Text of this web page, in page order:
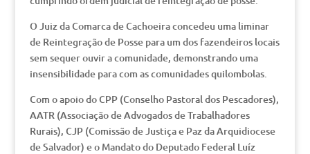
O Juiz da Comarca de Cachoeira concedeu uma liminar
de Reintegração de Posse para um dos fazendeiros locais
sem sequer ouvir a comunidade, demonstrando uma
insensibilidade para com as comunidades quilombolas.
Com o apoio do CPP (Conselho Pastoral dos Pescadores),
AATR (Associação de Advogados de Trabalhadores
Rurais), CJP (Comissão de Justiça e Paz da Arquidiocese
de Salvador) e o Mandato do Deputado Federal Luíz